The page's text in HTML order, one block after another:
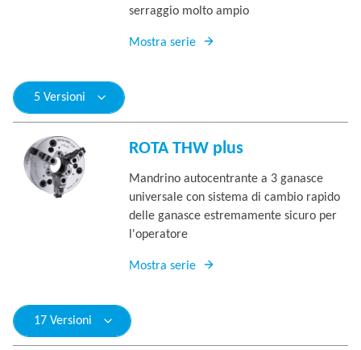
serraggio molto ampio
Mostra serie
5 Versioni
ROTA THW plus
Mandrino autocentrante a 3 ganasce
universale con sistema di cambio rapido
delle ganasce estremamente sicuro per
l'operatore
Mostra serie
17 Versioni